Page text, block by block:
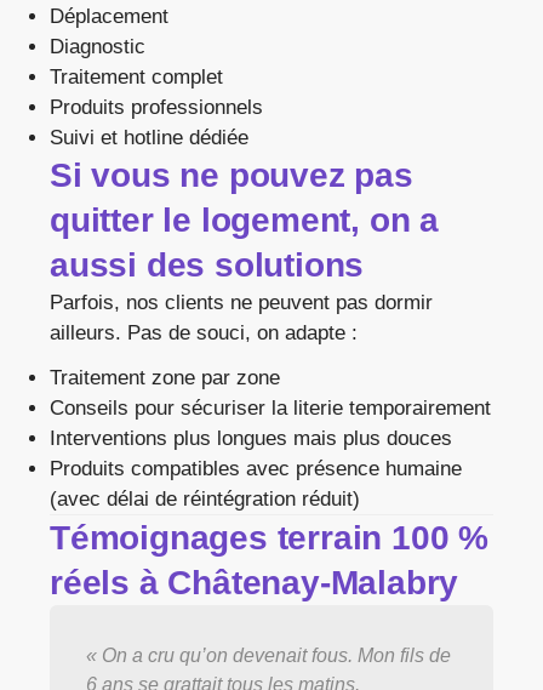
Déplacement
Diagnostic
Traitement complet
Produits professionnels
Suivi et hotline dédiée
Si vous ne pouvez pas
quitter le logement, on a
aussi des solutions
Parfois, nos clients ne peuvent pas dormir
ailleurs. Pas de souci, on adapte :
Traitement zone par zone
Conseils pour sécuriser la literie temporairement
Interventions plus longues mais plus douces
Produits compatibles avec présence humaine
(avec délai de réintégration réduit)
Témoignages terrain 100 %
réels à Châtenay-Malabry
« On a cru qu’on devenait fous. Mon fils de
6 ans se grattait tous les matins.